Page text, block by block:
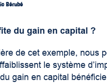
Bérubé
du gain en capital ?
de cet exemple, nous
le système
gain en capital